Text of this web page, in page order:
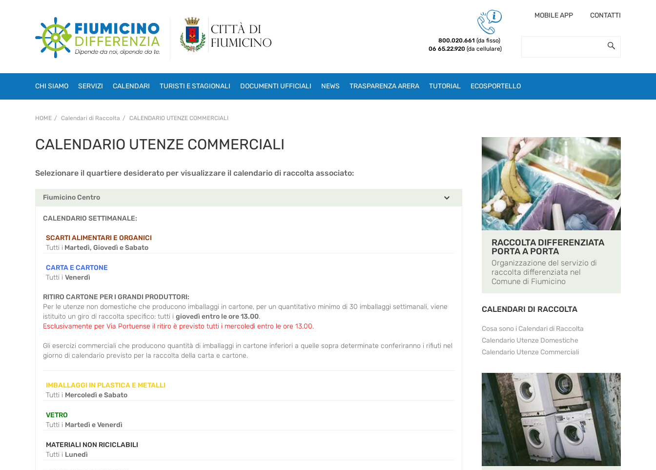
MOBILE APP CONTATTI
800.020.661 (da fisso)
06 65.22.920 (da cellulare)
CHI SIAMO SERVIZI CALENDARI TURISTI E STAGIONALI DOCUMENTI UFFICIALI NEWS TRASPARENZA ARERA TUTORIAL ECOSPORTELLO
HOME Calendari di Raccolta CALENDARIO UTENZE COMMERCIALI
CALENDARIO UTENZE COMMERCIALI
Selezionare il quartiere desiderato per visualizzare il calendario di raccolta associato:
Fiumicino Centro
CALENDARIO SETTIMANALE:
SCARTI ALIMENTARI E ORGANICI
Tutti i Martedì, Giovedì e Sabato
CARTA E CARTONE
Tutti i Venerdì
RITIRO CARTONE PER I GRANDI PRODUTTORI:
Per le utenze non domestiche che producono imballaggi in cartone, per un quantitativo minimo di 30 imballaggi settimanali, viene
istituito un giro di raccolta specifico: tutti i giovedì entro le ore 13.00.
Esclusivamente per Via Portuense il ritiro è previsto tutti i mercoledì entro le ore 13.00.
Gli esercizi commerciali che producono quantità di imballaggi in cartone inferiori a quelle sopra determinate conferiranno i rifiuti nel
giorno di calendario previsto per la raccolta della carta e cartone.
IMBALLAGGI IN PLASTICA E METALLI
Tutti i Mercoledì e Sabato
VETRO
Tutti i Martedì e Venerdì
MATERIALI NON RICICLABILI
Tutti i Lunedì
RACCOLTA DIFFERENZIATA
PORTA A PORTA
Organizzazione del servizio di
raccolta differenziata nel
Comune di Fiumicino
CALENDARI DI RACCOLTA
Cosa sono i Calendari di Raccolta
Calendario Utenze Domestiche
Calendario Utenze Commerciali